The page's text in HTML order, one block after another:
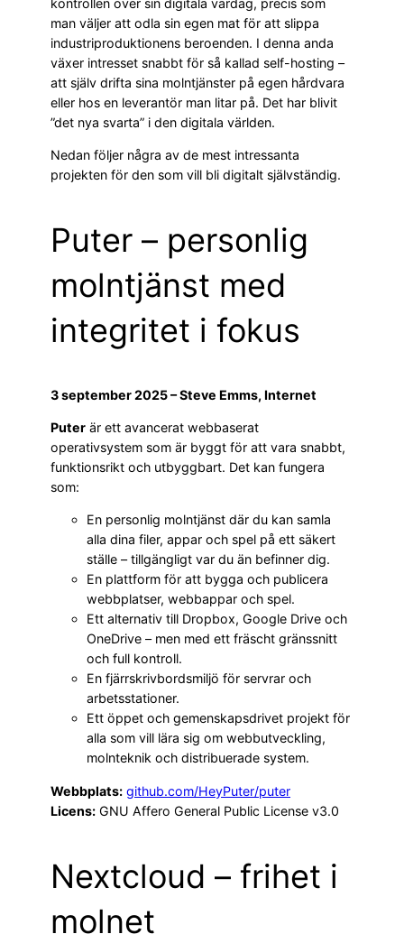
man väljer att odla sin egen mat för att slippa
industriproduktionens beroenden. I denna anda
växer intresset snabbt för så kallad self-hosting –
att själv drifta sina molntjänster på egen hårdvara
eller hos en leverantör man litar på. Det har blivit
”det nya svarta” i den digitala världen.
Nedan följer några av de mest intressanta
projekten för den som vill bli digitalt självständig.
Puter – personlig
molntjänst med
integritet i fokus
3 september 2025 – Steve Emms, Internet
Puter är ett avancerat webbaserat
operativsystem som är byggt för att vara snabbt,
funktionsrikt och utbyggbart. Det kan fungera
som:
En personlig molntjänst där du kan samla
alla dina filer, appar och spel på ett säkert
ställe – tillgängligt var du än befinner dig.
En plattform för att bygga och publicera
webbplatser, webbappar och spel.
Ett alternativ till Dropbox, Google Drive och
OneDrive – men med ett fräscht gränssnitt
och full kontroll.
En fjärrskrivbordsmiljö för servrar och
arbetsstationer.
Ett öppet och gemenskapsdrivet projekt för
alla som vill lära sig om webbutveckling,
molnteknik och distribuerade system.
Webbplats: github.com/HeyPuter/puter
Licens: GNU Affero General Public License v3.0
Nextcloud – frihet i
molnet